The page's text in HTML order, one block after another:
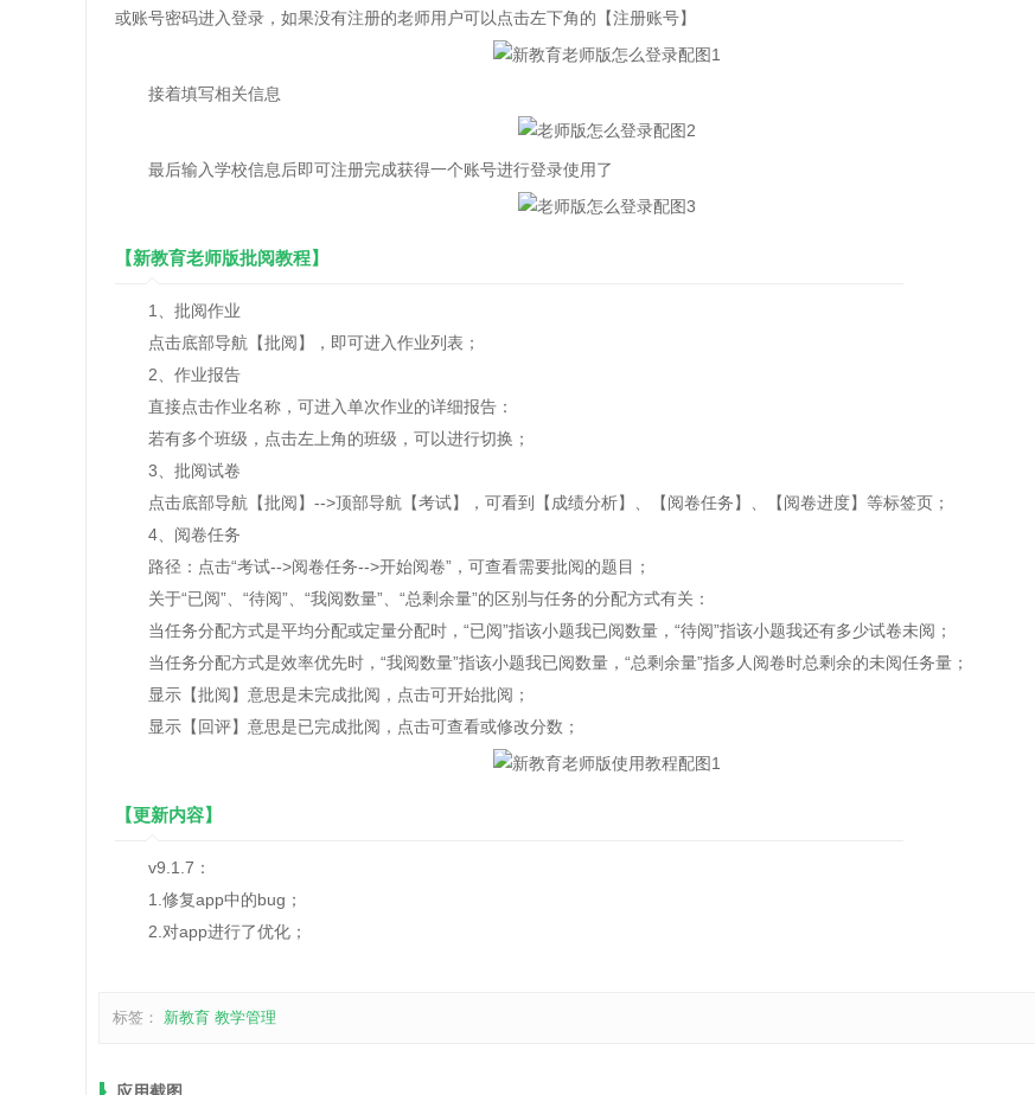
或账号密码进入登录，如果没有注册的老师用户可以点击左下角的【注册账号】
接着填写相关信息
最后输入学校信息后即可注册完成获得一个账号进行登录使用了
【新教育老师版批阅教程】
1、批阅作业
点击底部导航【批阅】，即可进入作业列表；
2、作业报告
直接点击作业名称，可进入单次作业的详细报告：
若有多个班级，点击左上角的班级，可以进行切换；
3、批阅试卷
点击底部导航【批阅】-->顶部导航【考试】，可看到【成绩分析】、【阅卷任务】、【阅卷进度】等标签页；
4、阅卷任务
路径：点击“考试-->阅卷任务-->开始阅卷”，可查看需要批阅的题目；
关于“已阅”、“待阅”、“我阅数量”、“总剩余量”的区别与任务的分配方式有关：
当任务分配方式是平均分配或定量分配时，“已阅”指该小题我已阅数量，“待阅”指该小题我还有多少试卷未阅；
当任务分配方式是效率优先时，“我阅数量”指该小题我已阅数量，“总剩余量”指多人阅卷时总剩余的未阅任务量；
显示【批阅】意思是未完成批阅，点击可开始批阅；
显示【回评】意思是已完成批阅，点击可查看或修改分数；
【更新内容】
v9.1.7：
1.修复app中的bug；
2.对app进行了优化；
标签： 新教育 教学管理